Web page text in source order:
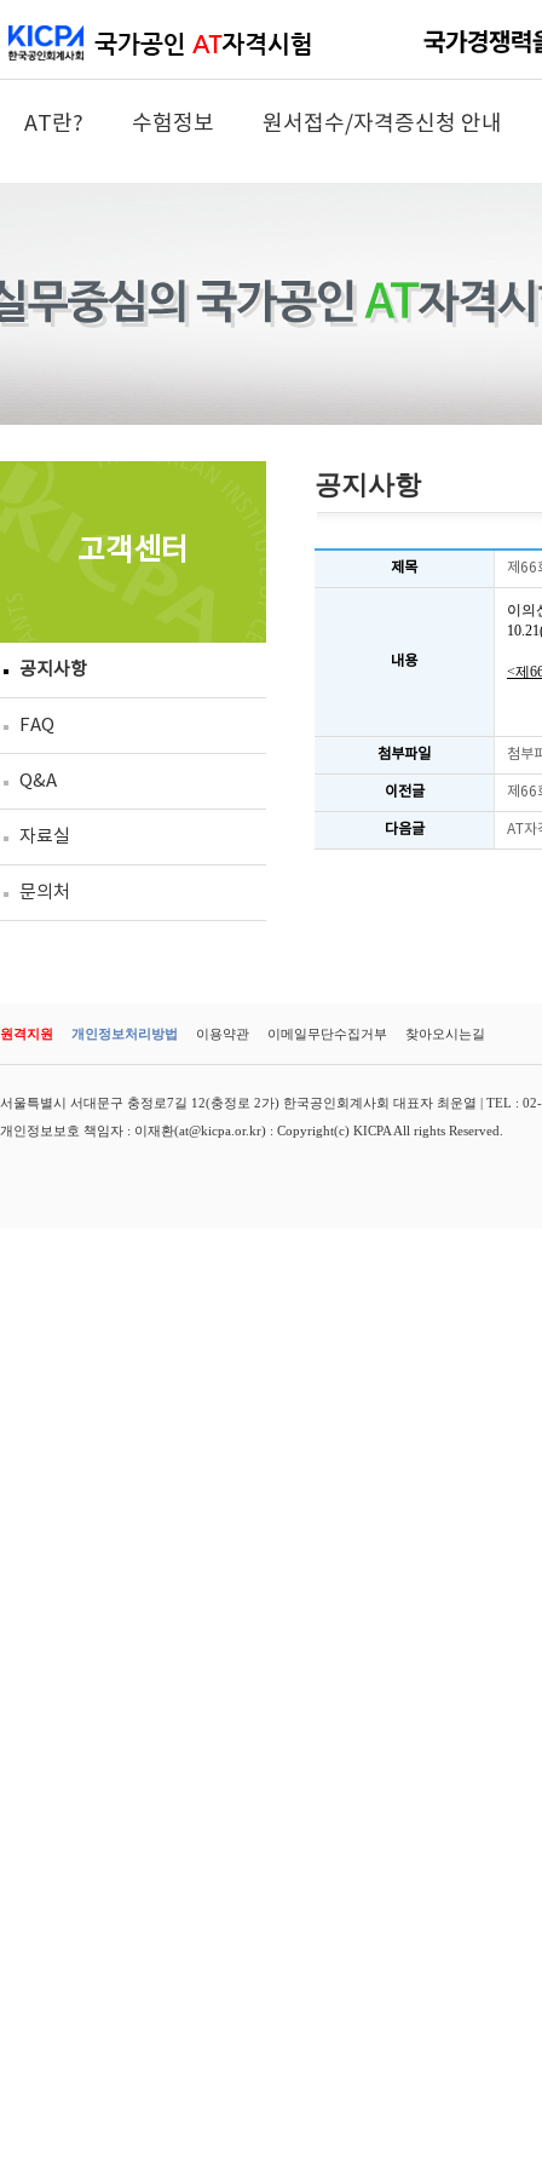
AT란? 수험정보 원서접수/자격증신청 안내
고객센터
공지사항
FAQ
Q&A
자료실
문의처
공지사항
제목 제66
내용
이의
<제
첨부파일 첨부
이전글 제66
다음글 AT자
원격지원 개인정보처리방법 이용약관 이메일무단수집거부 찾아오시는길
서울특별시 서대문구 충정로7길 12(충정로 2가) 한국공인회계사회 대표자 최운열 | TEL :
개인정보보호 책임자 : 이재환(at@kicpa.or.kr) : Copyright(c) KICPA All rights Reserved.